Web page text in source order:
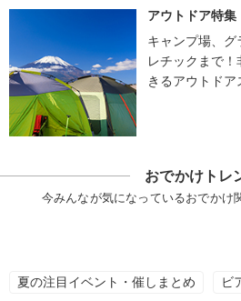
アウトドア特集
キャンプ場、グ
レチックまで
きるアウトド
おでかけトレ
今みんなが気になっているおでかけ
夏の注目イベント・催しまとめ ビ